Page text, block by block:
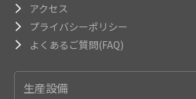
アクセス
プライバシーポリシー
よくあるご質問(FAQ)
生産設備